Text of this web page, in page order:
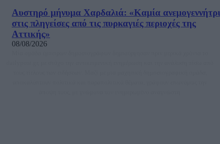
Αυστηρό μήνυμα Χαρδαλιά: «Καμία
στις πληγείσες από τις πυρκαγιές περιοχές της
Αττικής»
08/08/2026